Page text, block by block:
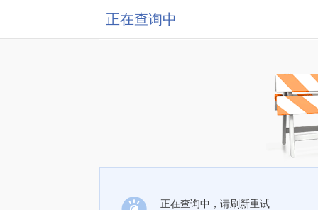
正在查询中
正在查询中，请刷新重试